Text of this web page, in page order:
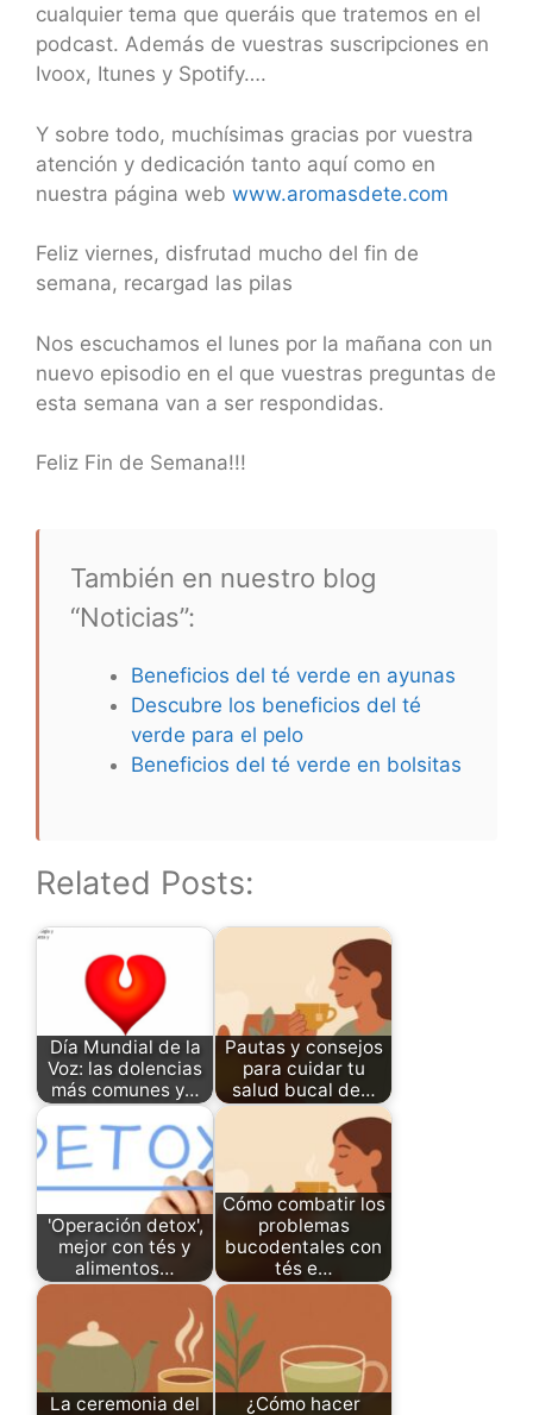
cualquier tema que queráis que tratemos en el
podcast. Además de vuestras suscripciones en
Ivoox, Itunes y Spotify….
Y sobre todo, muchísimas gracias por vuestra
atención y dedicación tanto aquí como en
nuestra página web www.aromasdete.com
Feliz viernes, disfrutad mucho del fin de
semana, recargad las pilas
Nos escuchamos el lunes por la mañana con un
nuevo episodio en el que vuestras preguntas de
esta semana van a ser respondidas.
Feliz Fin de Semana!!!
También en nuestro blog
“Noticias”:
Beneficios del té verde en ayunas
Descubre los beneficios del té
verde para el pelo
Beneficios del té verde en bolsitas
Related Posts:
Día Mundial de la
Voz: las dolencias
más comunes y…
Pautas y consejos
para cuidar tu
salud bucal de…
'Operación detox',
mejor con tés y
alimentos…
Cómo combatir los
problemas
bucodentales con
tés e…
La ceremonia del
¿Cómo hacer